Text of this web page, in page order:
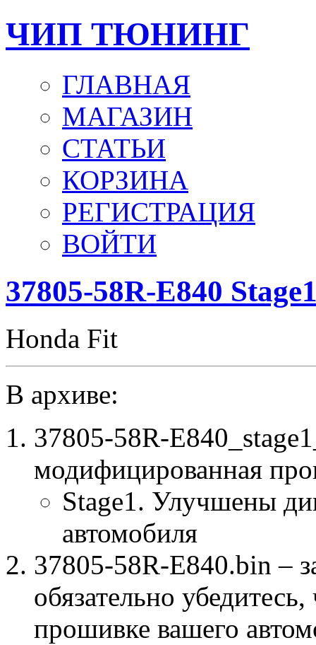
ЧИП ТЮНИНГ
ГЛАВНАЯ
МАГАЗИН
СТАТЬИ
КОРЗИНА
РЕГИСТРАЦИЯ
ВОЙТИ
37805-58R-E840
Honda Fit
В архиве:
37805-58R-
модифицированная
Stage1. Улучшены
автомобиля
37805-58R-E840.bin –
обязательно
прошивке вашего